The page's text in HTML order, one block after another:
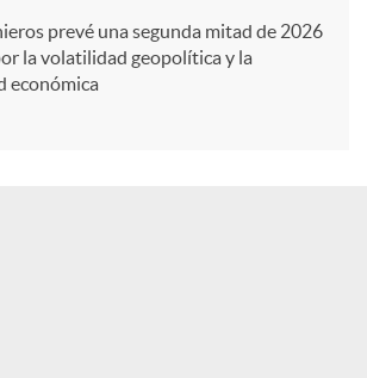
prevé una segunda mitad de 2026
la volatilidad geopolítica y la
económica